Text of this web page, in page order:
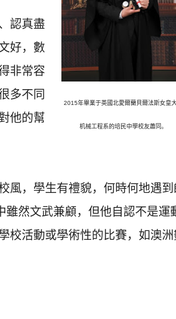
2015年畢業于英國北愛爾蘭貝爾法斯女皇
机械工程系的培民中學校友蕭同。
認真盡
好，數
非常容
多不同
他的幫
風，學生有禮貌， 何時何地遇
雖然文武兼顧，但他自認不是運
校活動或學術性的比賽， 如澳